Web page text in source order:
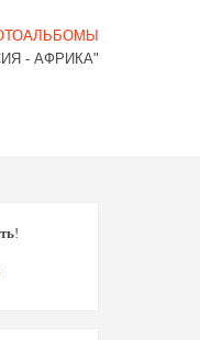
- АФРИКА"
!